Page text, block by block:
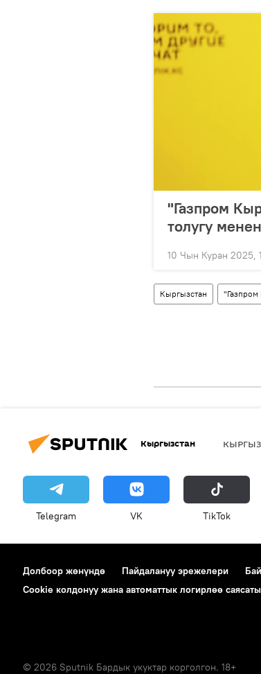
"Газпром
толугу
10 Чын Куран 2025,
Кыргызстан
Кыргызстан
Telegram VK ТikТоk
Долбоор жөнүндө Пайдалануу эрежелери
Cookie колдонуу жана автоматтык логирлөө саясаты
© 2026 Sputnik Бардык укуктар корголгон. 18+